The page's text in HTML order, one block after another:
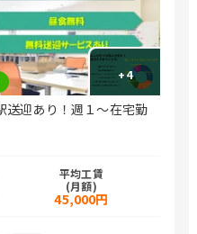
+4
送迎あり！週１～在宅勤
平均工賃
(月額)
45,000円